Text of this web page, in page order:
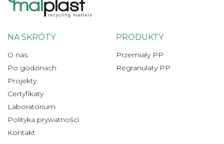
NA SKRÓTY
O nas
Po godzinach
Projekty
Certyfikaty
Laboratorium
Polityka prywatności
Kontakt
PRODUKTY
Przemiały PP
Regranulaty PP